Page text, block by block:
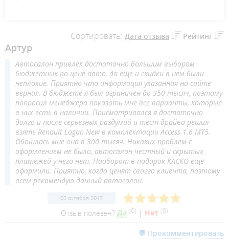
Сортировать: Дата отзыва Рейтинг
Артур
Автосалон привлек достаточно большим выбором
бюджетных по цене авто, да еще и скидки в нем были
неплохие. Приятно что информация указанная на сайте
верная. В бюджете я был ограничен до 350 тысяч, поэтому
попросил менеджера показать мне все варианты, которые
в них есть в наличии. Присматривался я достаточно
долго и после серьезных раздумий и тест-драйва решил
взять Renault Logan New в комплектации Access 1.6 МТ5.
Обошлась мне она в 300 тысяч. Никаких проблем с
оформлением не было, автосалон честный и скрытых
платежей у него нет. Наоборот в подарок КАСКО еще
оформили. Приятно, когда ценят своего клиента, поэтому
всем рекомендую данный автосалон.
02 октября 2017
Отзыв полезен? Да (0) | Нет (0)
💬 Прокомментировать